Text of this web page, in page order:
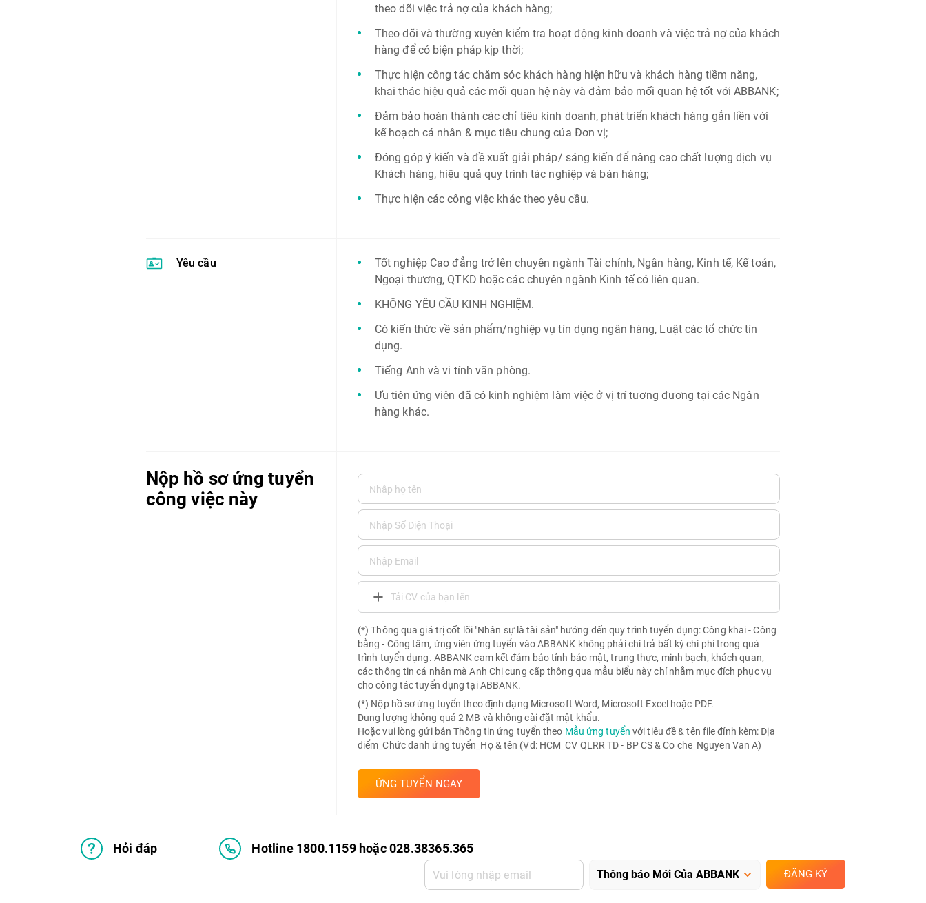
theo dõi việc trả nợ của khách hàng;
Theo dõi và thường xuyên kiểm tra hoạt động kinh doanh và việc trả nợ của khách
hàng để có biện pháp kịp thời;
Thực hiện công tác chăm sóc khách hàng hiện hữu và khách hàng tiềm năng,
khai thác hiệu quả các mối quan hệ này và đảm bảo mối quan hệ tốt với ABBANK;
Đảm bảo hoàn thành các chỉ tiêu kinh doanh, phát triển khách hàng gắn liền với
kế hoạch cá nhân & mục tiêu chung của Đơn vị;
Đóng góp ý kiến và đề xuất giải pháp/ sáng kiến để nâng cao chất lượng dịch vụ
Khách hàng, hiệu quả quy trình tác nghiệp và bán hàng;
Thực hiện các công việc khác theo yêu cầu.
Yêu cầu
Tốt nghiệp Cao đẳng trở lên chuyên ngành Tài chính, Ngân hàng, Kinh tế, Kế toán,
Ngoại thương, QTKD hoặc các chuyên ngành Kinh tế có liên quan.
KHÔNG YÊU CẦU KINH NGHIỆM.
Có kiến thức về sản phẩm/nghiệp vụ tín dụng ngân hàng, Luật các tổ chức tín
dụng.
Tiếng Anh và vi tính văn phòng.
Ưu tiên ứng viên đã có kinh nghiệm làm việc ở vị trí tương đương tại các Ngân
hàng khác.
Nộp hồ sơ ứng tuyển
công việc này
Tải CV của bạn lên
(*) Thông qua giá trị cốt lõi "Nhân sự là tài sản" hướng đến quy trình tuyển dụng: Công khai - Công
bằng - Công tâm, ứng viên ứng tuyển vào ABBANK không phải chi trả bất kỳ chi phí trong quá
trình tuyển dụng. ABBANK cam kết đảm bảo tính bảo mật, trung thực, minh bạch, khách quan,
các thông tin cá nhân mà Anh Chị cung cấp thông qua mẫu biểu này chỉ nhằm mục đích phục vụ
cho công tác tuyển dụng tại ABBANK.
(*) Nộp hồ sơ ứng tuyển theo định dạng Microsoft Word, Microsoft Excel hoặc PDF.
Dung lượng không quá 2 MB và không cài đặt mật khẩu.
Hoặc vui lòng gửi bản Thông tin ứng tuyển theo Mẫu ứng tuyển với tiêu đề & tên file đính kèm: Địa
điểm_Chức danh ứng tuyển_Họ & tên (Vd: HCM_CV QLRR TD - BP CS & Co che_Nguyen Van A)
ỨNG TUYỂN NGAY
Hỏi đáp Hotline 1800.1159 hoặc 028.38365.365
ĐĂNG KÝ